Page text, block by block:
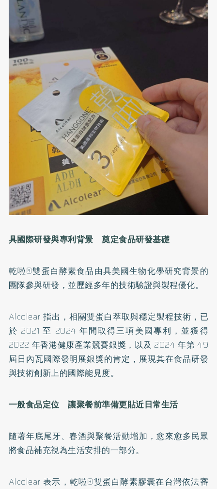
具國際研發與專利背景 奠定食品研發基礎
乾啦®雙蛋白酵素食品由具美國生物化學研究背景的
團隊參與研發，並歷經多年的技術驗證與製程優化。
Alcolear 指出，相關雙蛋白萃取與穩定製程技術，已
於 2021 至 2024 年間取得三項美國專利，並獲得
2022 年香港健康產業競賽銀獎，以及 2024 年第 49
屆日內瓦國際發明展銀獎的肯定，展現其在食品研發
與技術創新上的國際能見度。
一般食品定位 讓聚餐前準備更貼近日常生活
隨著年底尾牙、春酒與聚餐活動增加，愈來愈多民眾
將食品補充視為生活安排的一部分。
Alcolear 表示，乾啦®雙蛋白酵素膠囊在台灣依法審